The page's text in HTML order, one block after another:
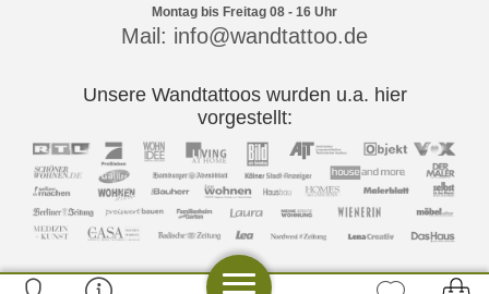
Montag bis Freitag 08 - 16 Uhr
Mail: info@wandtattoo.de
Unsere Wandtattoos wurden u.a. hier
vorgestellt: